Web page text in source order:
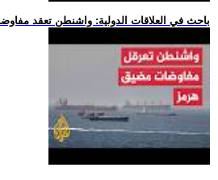
.. باحث في العلاقات الدولية: واشنطن تعقد